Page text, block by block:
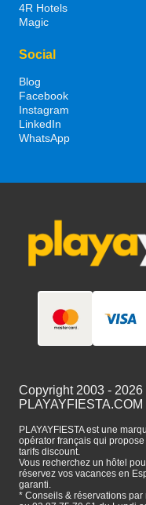
4R Hotels
Magic
Social
Blog
Facebook
Instagram
LinkedIn
WhatsApp
Copyright 2003 -
PLAYAYFIESTA.COM
PLAYAYFIESTA est une
opérator français qui
tarifs discount.
Vous recherchez un hôtel
réservez vos vacances en
garanti.
* Conseils & réservations